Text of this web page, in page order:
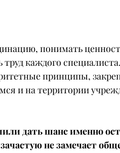
понимать
труд каждого
принципы,
и на территории
дать шанс именно
не замечает